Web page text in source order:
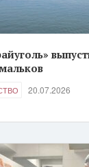
20.07.2026